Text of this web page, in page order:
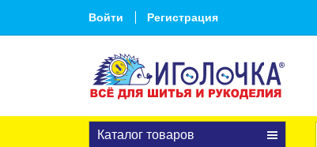
Войти Регистрация
Каталог товаров